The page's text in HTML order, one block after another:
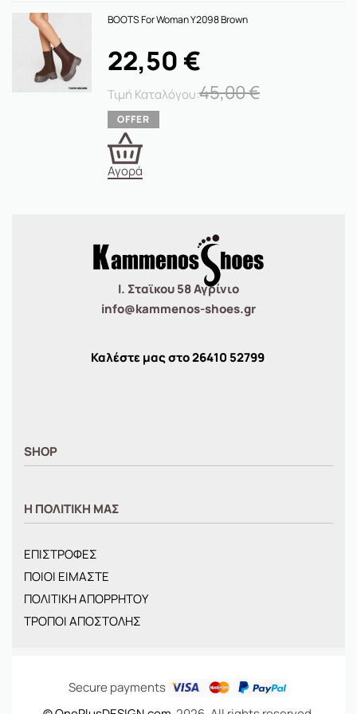
BOOTS For Woman Y2098 Brown
45,00€
22,50 €
Αγορά
Ι. Σταϊκου 58 Αγρίνιο
info@kammenos-shoes.gr
Καλέστε μας στο26410 52799
SHOP
ΓΥΝΑΙΚΕΙΑ
BRANDS
ΝΕΕΣ ΑΦΙΞΕΙΣ
OFFERS
ΤΣΑΝΤΕΣ
Η ΠΟΛΙΤΙΚΗ ΜΑΣ
ΕΠΙΣΤΡΟΦΕΣ
ΠΟΙΟΙ ΕΙΜΑΣΤΕ
ΠΟΛΙΤΙΚΗ ΑΠΟΡΡΗΤΟΥ
ΤΡΟΠΟΙ ΑΠΟΣΤΟΛΗΣ
Secure payments